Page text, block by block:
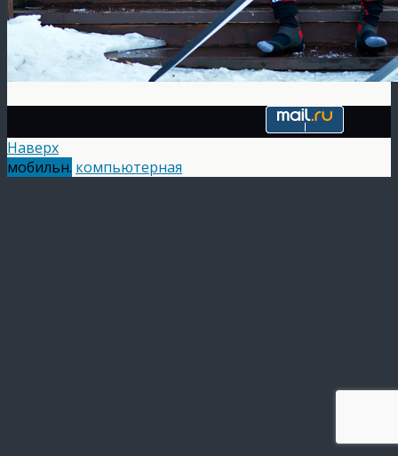
Наверх
мобильн. компьютерная